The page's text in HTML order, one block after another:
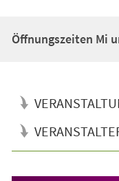
Öffnungszeiten Mi